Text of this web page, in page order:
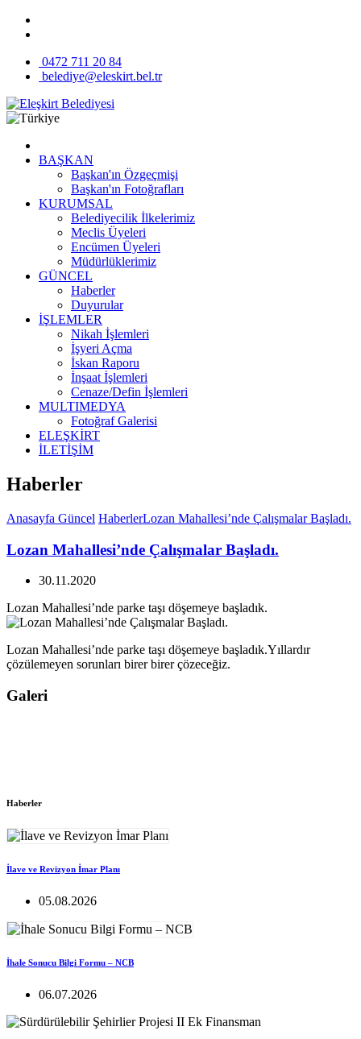
0472 711 20 84
belediye@eleskirt.bel.tr
BAŞKAN
Başkan'ın Özgeçmişi
Başkan'ın Fotoğrafları
KURUMSAL
Belediyecilik İlkelerimiz
Meclis Üyeleri
Encümen Üyeleri
Müdürlüklerimiz
GÜNCEL
Haberler
Duyurular
İŞLEMLER
Nikah İşlemleri
İşyeri Açma
İskan Raporu
İnşaat İşlemleri
Cenaze/Defin İşlemleri
MULTIMEDYA
Fotoğraf Galerisi
ELEŞKİRT
İLETİŞİM
Haberler
Anasayfa Güncel HaberlerLozan Mahallesi’nde Çalışmalar Başladı.
Lozan Mahallesi’nde Çalışmalar Başladı.
30.11.2020
Lozan Mahallesi’nde parke taşı döşemeye başladık.
Lozan Mahallesi’nde parke taşı döşemeye başladık.Yıllardır
çözülemeyen sorunları birer birer çözeceğiz.
Galeri
Haberler
İlave ve Revizyon İmar Planı
05.08.2026
İhale Sonucu Bilgi Formu – NCB
06.07.2026